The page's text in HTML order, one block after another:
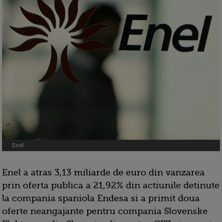
Enel
Enel a atras 3,13 miliarde de euro din vanzarea
prin oferta publica a 21,92% din actiunile detinute
la compania spaniola Endesa si a primit doua
oferte neangajante pentru compania Slovenske